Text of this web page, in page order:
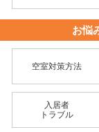
お悩
空室対策方法
入居者
トラブル